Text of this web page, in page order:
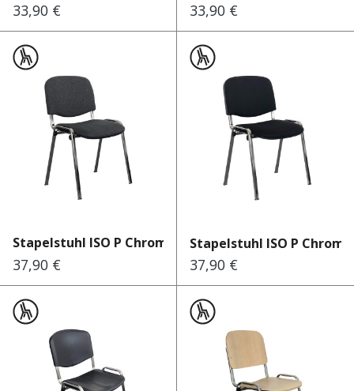
Regulärer Preis:
33,90 € Regulärer Preis:
33,90 €
Stapelstuhl ISO P Chrome An...
Regulärer Preis:
37,90 €
Stapelstuhl ISO P Chrome
Regulärer Preis:
37,90 €